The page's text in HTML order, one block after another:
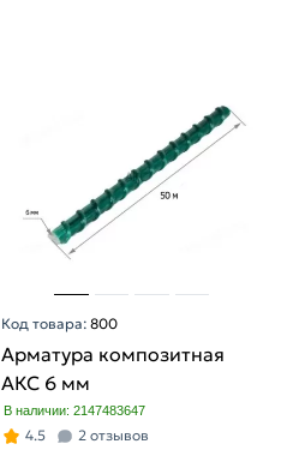
Код товара: 800
Арматура композитная
АКС 6 мм
В наличии: 2147483647
4.5 2 отзывов